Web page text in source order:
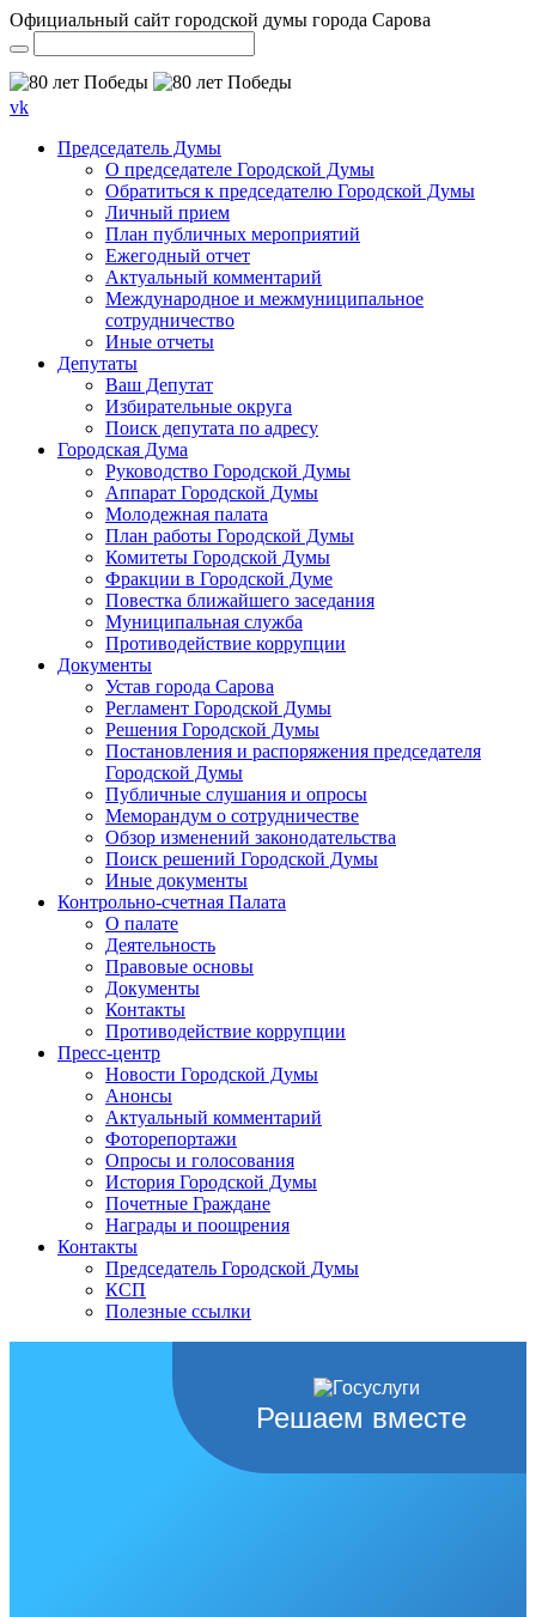
Официальный сайт городской думы города Сарова
vk
Председатель Думы
О председателе Городской Думы
Обратиться к председателю Городской Думы
Личный прием
План публичных мероприятий
Ежегодный отчет
Актуальный комментарий
Международное и межмуниципальное
сотрудничество
Иные отчеты
Депутаты
Ваш Депутат
Избирательные округа
Поиск депутата по адресу
Городская Дума
Руководство Городской Думы
Аппарат Городской Думы
Молодежная палата
План работы Городской Думы
Комитеты Городской Думы
Фракции в Городской Думе
Повестка ближайшего заседания
Муниципальная служба
Противодействие коррупции
Документы
Устав города Сарова
Регламент Городской Думы
Решения Городской Думы
Постановления и распоряжения председателя
Городской Думы
Публичные слушания и опросы
Меморандум о сотрудничестве
Обзор изменений законодательства
Поиск решений Городской Думы
Иные документы
Контрольно-счетная Палата
О палате
Деятельность
Правовые основы
Документы
Контакты
Противодействие коррупции
Пресс-центр
Новости Городской Думы
Анонсы
Актуальный комментарий
Фоторепортажи
Опросы и голосования
История Городской Думы
Почетные Граждане
Награды и поощрения
Контакты
Председатель Городской Думы
КСП
Полезные ссылки
Решаем вместе